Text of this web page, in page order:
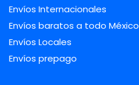
Envíos Internacionales
Envíos baratos a todo México
Envíos Locales
Envíos prepago